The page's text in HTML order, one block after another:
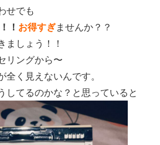
せでも
！ お得すぎませんか？？
ましょう！！
リングから〜
全く見えないんです。
してるのかな？と思っていると